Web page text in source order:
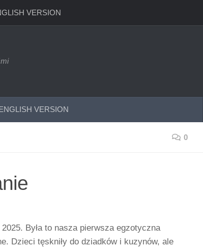
VERSION
VERSION
0
Była to nasza pierwsza egzotyczna
Dzieci tęskniły do dziadków i kuzynów, ale